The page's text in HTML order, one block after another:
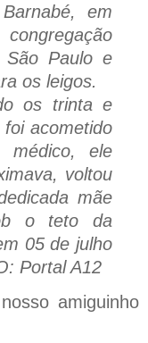
em
São Paulo e
os leigos.
os trinta e
acometido
médico, ele
voltou
mãe
o teto da
05 de julho
Portal A12
amiguinho